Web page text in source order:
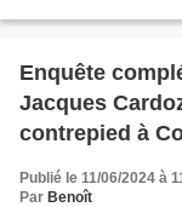
Enquête
Jacques
contrepied à
21h20 avec un
Publié le 11/06/2024 à
Par Benoît